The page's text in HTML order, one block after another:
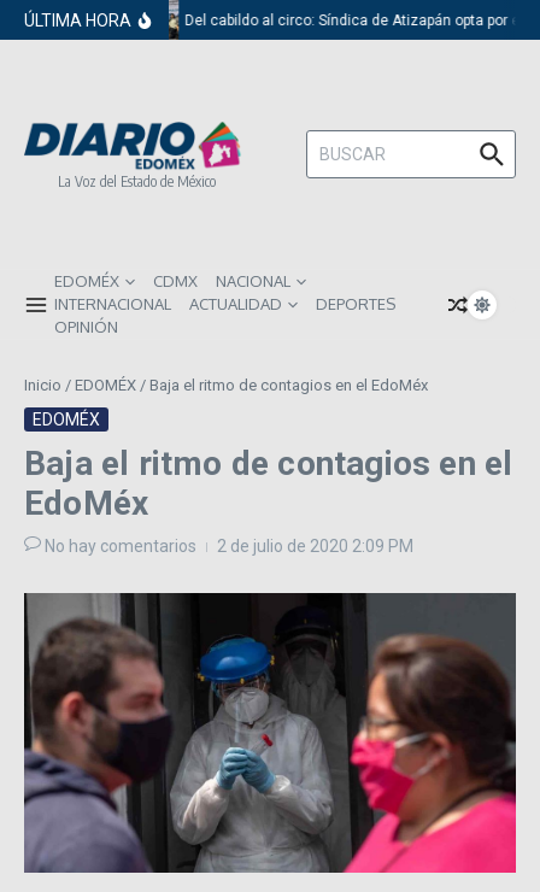
Saltar al contenido
ÚLTIMA HORA Del cabildo al circo: Síndica de Atizapán opta por el
La Voz del Estado de México
Buscar:
EDOMÉX CDMX
NACIONAL
INTERNACIONAL
ACTUALIDAD
DEPORTES
OPINIÓN
Inicio / EDOMÉX / Baja el ritmo de contagios en el EdoMéx
EDOMÉX
Baja el ritmo de contagios en el
EdoMéx
No hay comentarios 2 de julio de 2020 2:09 PM